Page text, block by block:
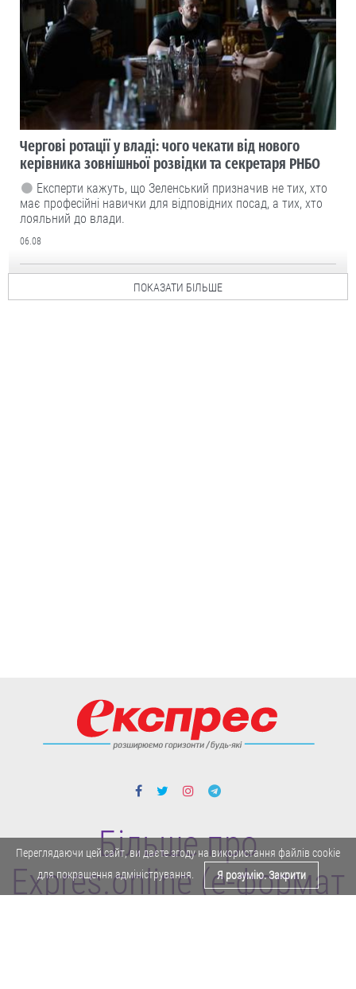
Чергові ротації у владі: чого чекати від нового
керівника зовнішньої розвідки та секретаря РНБО
Експерти кажуть, що Зеленський призначив не тих, хто
має професійні навички для відповідних посад, а тих, хто
лояльний до влади.
06.08
ПОКАЗАТИ БІЛЬШЕ
Більше про
Expres.online (e-формат
Переглядаючи цей сайт, ви даєте згоду на використання файлів cookie
для покращення адміністрування.
Я розумію. Закрити